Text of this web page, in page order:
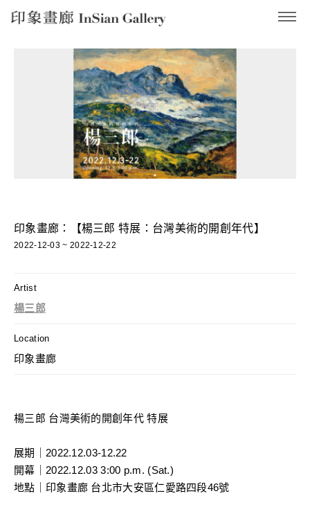
InSian Gallery
印象畫廊：【楊三郎 特展：台灣美術的開創年代】
2022-12-03 ~ 2022-12-22
Artist
楊三郎
Location
印象畫廊
楊三郎 台灣美術的開創年代 特展
展期｜2022.12.03-12.22
開幕｜2022.12.03 3:00 p.m. (Sat.)
地點｜印象畫廊 台北市大安區仁愛路四段46號